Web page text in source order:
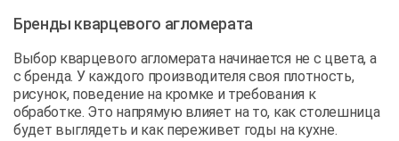
Бренды кварцевого агломерата
Выбор кварцевого агломерата начинается не с цвета, а
с бренда. У каждого производителя своя плотность,
рисунок, поведение на кромке и требования к
обработке. Это напрямую влияет на то, как столешница
будет выглядеть и как переживет годы на кухне.